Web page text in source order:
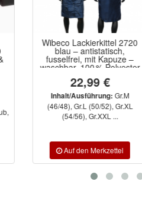
Wibeco Lackierkittel 2720
blau – antistatisch,
fusselfrei, mit Kapuze –
waschbar, 100 % Polyester
22,99 €
Inhalt/Ausführung:Gr.M
(46/48), Gr.L (50/52), Gr.XL
(54/56), Gr.XXL ...